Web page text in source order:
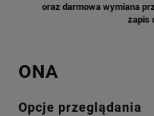
oraz darmowa wymiana
zapis
ONA
Opcje przeglądania